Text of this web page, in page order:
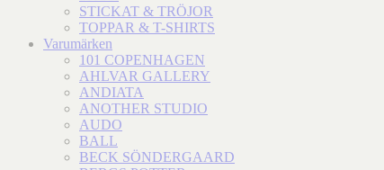
STICKAT & TRÖJOR
TOPPAR & T-SHIRTS
Varumärken
101 COPENHAGEN
AHLVAR GALLERY
ANDIATA
ANOTHER STUDIO
AUDO
BALL
BECK SÖNDERGAARD